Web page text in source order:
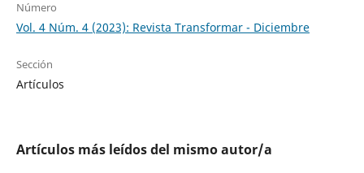
Número
Vol. 4 Núm. 4 (2023): Revista Transformar - Diciembre
Sección
Artículos
Artículos más leídos del mismo autor/a